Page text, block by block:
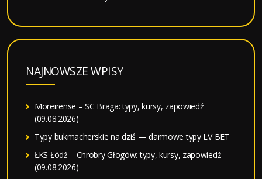
NAJNOWSZE WPISY
Moreirense – SC Braga: typy, kursy, zapowiedź
(09.08.2026)
Typy bukmacherskie na dziś — darmowe typy LV BET
ŁKS Łódź – Chrobry Głogów: typy, kursy, zapowiedź
(09.08.2026)